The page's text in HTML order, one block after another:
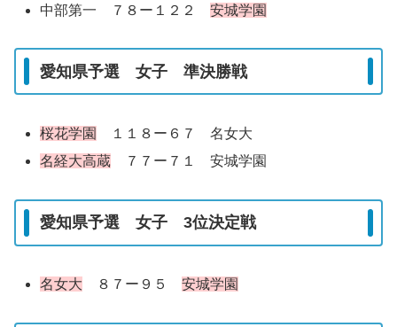
中部第一 ７８ー１２２安城学園
愛知県予選 女子 準決勝戦
桜花学園
１１８ー６７ 名女大
名経大高蔵 ７７ー７１ 安城学園
愛知県予選 女子 3位決定戦
名女大 ８７ー９５安城学園